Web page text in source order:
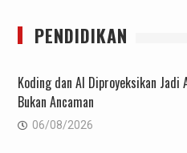
PENDIDIKAN
Koding dan AI Diproyeksikan
Bukan Ancaman
06/08/2026